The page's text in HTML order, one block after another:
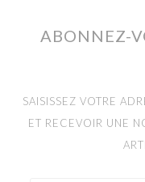
ABONNEZ-
SAISISSEZ VOTRE
ET RECEVOIR UNE